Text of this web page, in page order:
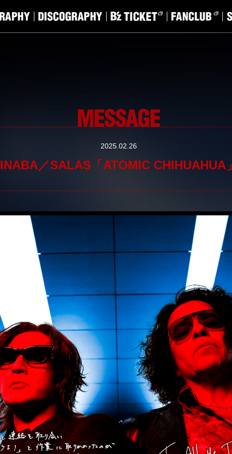
2025.02.26
INABA／SALAS「ATOMIC CHIHUAHUA